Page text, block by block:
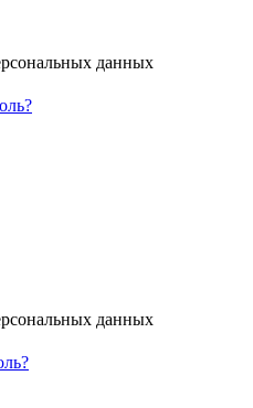
данных
данных